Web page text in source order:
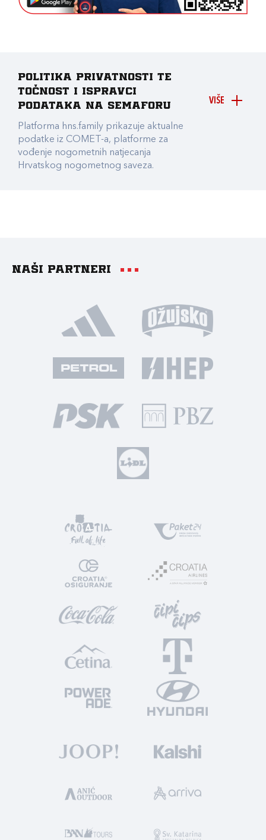
VIŠE
Politika privatnosti te
točnost i ispravci
podataka na Semaforu
Platforma hns.family prikazuje aktualne
podatke iz COMET-a, platforme za
vođenje nogometnih natjecanja
Hrvatskog nogometnog saveza.
Naši partneri